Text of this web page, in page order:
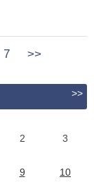
7 >>
>>
2 3
9 10